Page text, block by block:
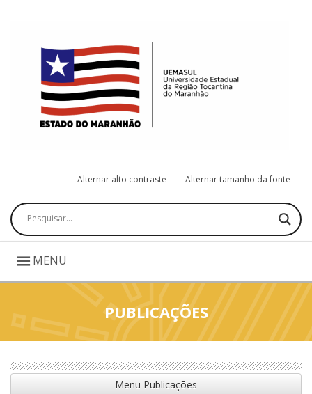
Alternar alto contraste Alternar tamanho da fonte
Pesquisar
MENU
PUBLICAÇÕES
Menu Publicações